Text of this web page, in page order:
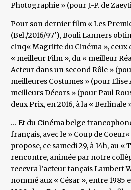
Photographie » (pour J.-P. de
Pour son dernier film « Les
(Bel./2016/97′), Bouli Lanners
cinq« Magritte du Cinéma », ceux
« meilleur Film », du « meilleur
Acteur dans un second Rôle »
meilleures Costumes » (pour Elise
meilleurs Décors » (pour Paul
deux Prix, en 2016, à la « Berlinale
… Et du Cinéma belge
français, avec le » Coup de
propose, ce samedi 29, à 14h, au «
rencontre, animée par notre
recevra l’acteur fançais Lambert
nommé aux « César », entre 1985